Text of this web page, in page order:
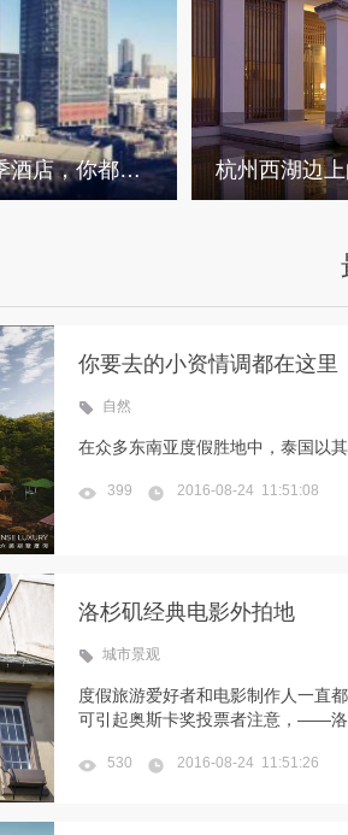
盘点中国正在开业的七家四季酒店，你都住过哪几家？
你要去的小资情调都在这里
自然
在众多东南亚度假胜地中，泰国以
399 2016-08-24 11:51:08
洛杉矶经典电影外拍地
城市景观
度假旅游爱好者和电影制作人一直
可引起奥斯卡奖投票者注意，——洛
530 2016-08-24 11:51:26